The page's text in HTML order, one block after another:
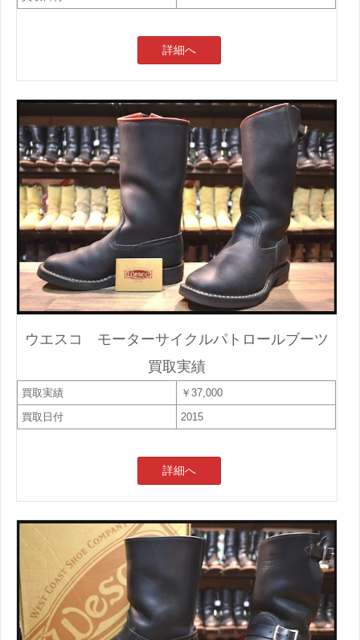
詳細へ
ウエスコ モーターサイクルパトロールブーツ
買取実績
買取実績
￥37,000
買取日付
2015
詳細へ